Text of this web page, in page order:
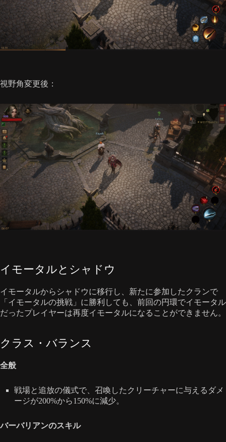
視野角変更後：
イモータルとシャドウ
イモータルからシャドウに移行し、新たに参加したクランで
「イモータルの挑戦」に勝利しても、前回の円環でイモータル
だったプレイヤーは再度イモータルになることができません。
クラス・バランス
全般
戦場と追放の儀式で、召喚したクリーチャーに与えるダメ
ージが200%から150%に減少。
バーバリアンのスキル